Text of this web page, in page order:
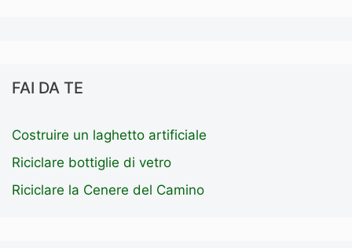
FAI DA TE
Costruire un laghetto artificiale
Riciclare bottiglie di vetro
Riciclare la Cenere del Camino